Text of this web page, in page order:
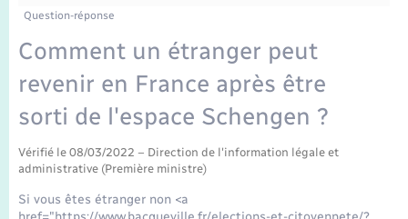
Etat-civil - Papiers - Citoyenneté
Mariage – PACS
Parrainage civil
Recensement
Logement - Urbanisme
Loisirs
Nouvel habitant
Transports scolaires
Travaux - Autorisation d’occupation de l’espace
Compétences
Plan interactif
Présentation de la commune
Publications
Question-réponse
Comment un étranger peut
revenir en France après être
sorti de l'espace Schengen ?
Vérifié le 08/03/2022 – Direction de l'information légale et
administrative (Première ministre)
Si vous êtes étranger non <a